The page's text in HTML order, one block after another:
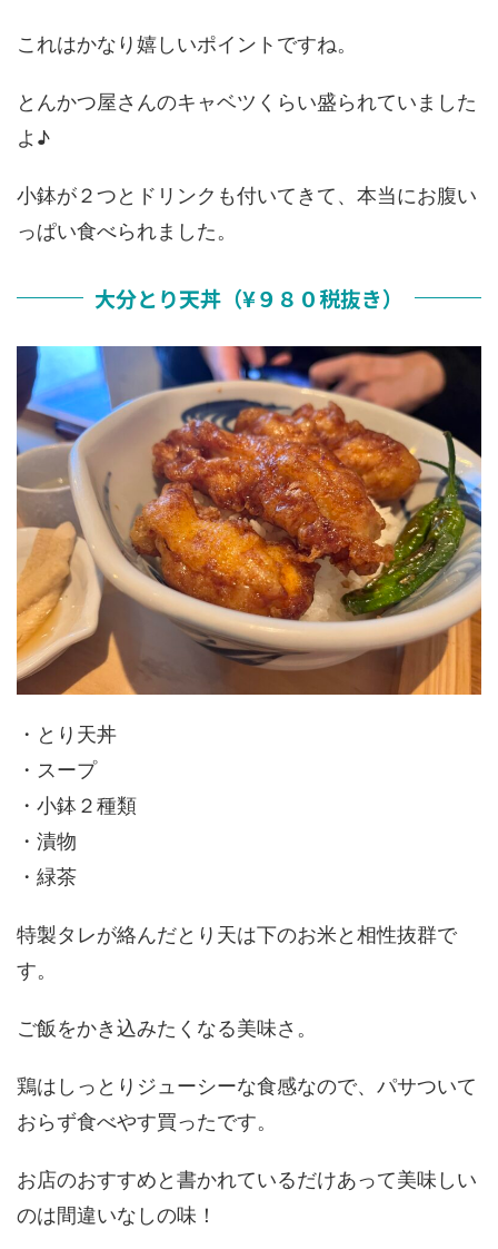
これはかなり嬉しいポイントですね。
とんかつ屋さんのキャベツくらい盛られていました
よ♪
小鉢が２つとドリンクも付いてきて、本当にお腹い
っぱい食べられました。
大分とり天丼（¥９８０税抜き）
・とり天丼
・スープ
・小鉢２種類
・漬物
・緑茶
特製タレが絡んだとり天は下のお米と相性抜群で
す。
ご飯をかき込みたくなる美味さ。
鶏はしっとりジューシーな食感なので、パサついて
おらず食べやす買ったです。
お店のおすすめと書かれているだけあって美味しい
のは間違いなしの味！